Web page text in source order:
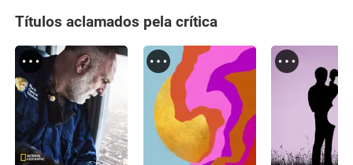
Títulos aclamados pela crítica